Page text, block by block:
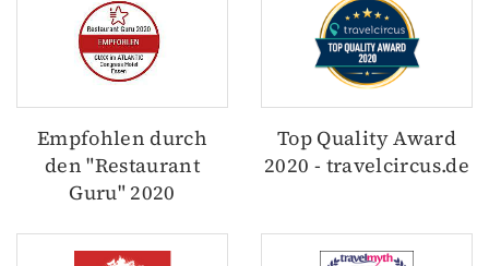
Empfohlen durch
den "Restaurant
Guru" 2020
Top Quality Award
2020 - travelcircus.de